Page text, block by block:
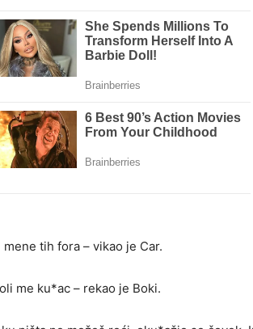
mene tih fora – vikao je Car.
me ku*ac – rekao je Boki.